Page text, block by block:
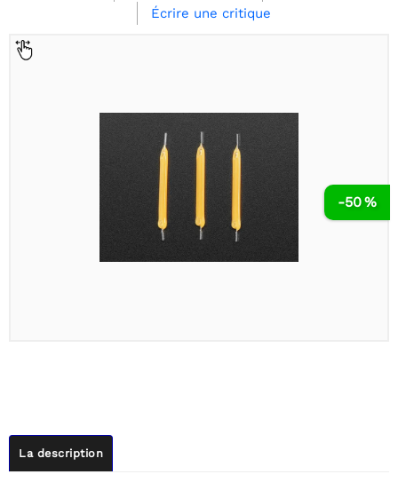
Écrire une critique
-50 %
La description